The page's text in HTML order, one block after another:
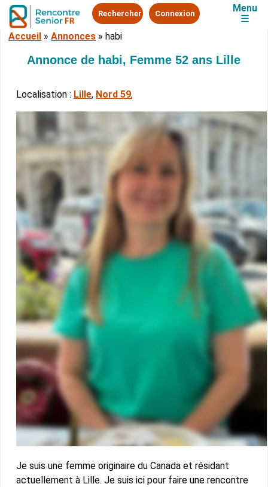
Rechercher Connexion
Menu
☰
Accueil »Annonces » habi
Annonce de habi, Femme 52 ans Lille
Localisation : Lille, Nord 59,
Je suis une femme originaire du Canada et résidant
actuellement à Lille. Je suis ici pour faire une rencontre